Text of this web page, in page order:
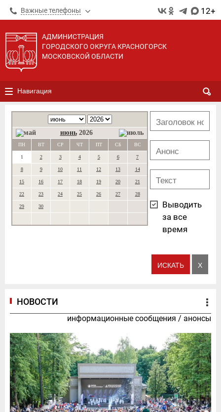
Важные телефоны 12+
АДМИНИСТРАЦИЯ
ГОРОДСКОГО ОКРУГА КРАСНОГОРСК
МОСКОВСКОЙ ОБЛАСТИ
Навигация
июнь 2026
ПН ВТ СР ЧТ ПТ СБ ВС
1 2 3 4 5 6 7
8 9 10 11 12 13 14
15 16 17 18 19 20 21
22 23 24 25 26 27 28
29 30
Выводить
за все
время
НОВОСТИ
информационные сообщения / анонсы